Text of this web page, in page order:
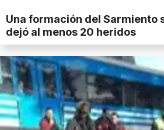
Una formación del Sarmiento
dejó al menos 20 heridos